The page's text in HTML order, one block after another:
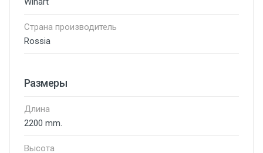
Страна производитель
Rossia
Размеры
Длина
2200 mm.
Высота